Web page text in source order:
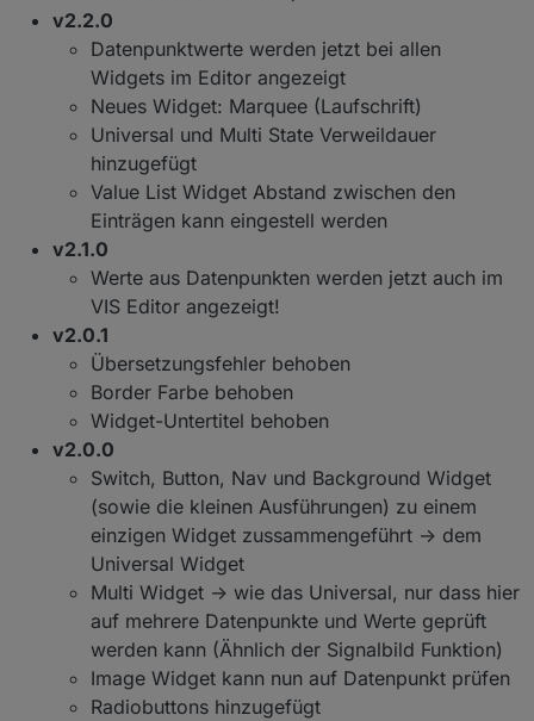
v2.2.0
Datenpunktwerte werden jetzt bei allen
Widgets im Editor angezeigt
Neues Widget: Marquee (Laufschrift)
Universal und Multi State Verweildauer
hinzugefügt
Value List Widget Abstand zwischen den
Einträgen kann eingestell werden
v2.1.0
Werte aus Datenpunkten werden jetzt auch im
VIS Editor angezeigt!
v2.0.1
Übersetzungsfehler behoben
Border Farbe behoben
Widget-Untertitel behoben
v2.0.0
Switch, Button, Nav und Background Widget
(sowie die kleinen Ausführungen) zu einem
einzigen Widget zussammengeführt -> dem
Universal Widget
Multi Widget -> wie das Universal, nur dass hier
auf mehrere Datenpunkte und Werte geprüft
werden kann (Ähnlich der Signalbild Funktion)
Image Widget kann nun auf Datenpunkt prüfen
Radiobuttons hinzugefügt